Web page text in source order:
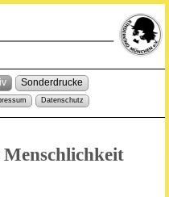
Sonderdrucke
Datenschutz
Menschlichkeit